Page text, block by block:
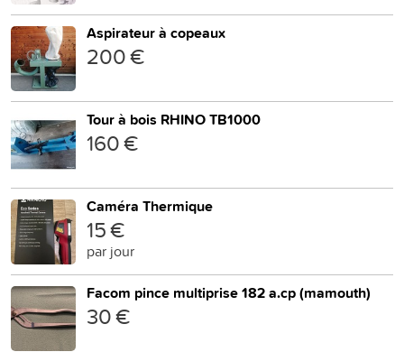
Aspirateur à copeaux
200 €
Tour à bois RHINO TB1000
160 €
Caméra Thermique
15 €
par jour
Facom pince multiprise 182 a.cp (mamouth)
30 €